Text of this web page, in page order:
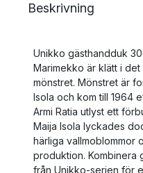
Beskrivning
Unikko gästhandduk
Marimekko är klätt i
mönstret. Mönstret är
Isola och kom till 1964
Armi Ratia utlyst ett
Maija Isola lyckades
härliga vallmoblommor
produktion. Kombinera
från Unikko-serien för